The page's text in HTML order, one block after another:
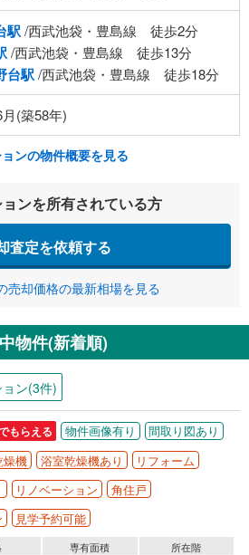
駅/西武池袋・豊島線 徒歩2分
/西武池袋・豊島線 徒歩13分
台駅/西武池袋・豊島線 徒歩18分
(築58年)
ンの物件概要を見る
ンを所有されている方
査定を依頼する
売却価格の最新相場を見る
物件(新着順)
ン(3件)
もらえる 物件画像有り
間取り図あり
燥機 浴室乾燥機あり
リフォーム
リノベーション
角住戸
見学予約可能
専有面積 所在階